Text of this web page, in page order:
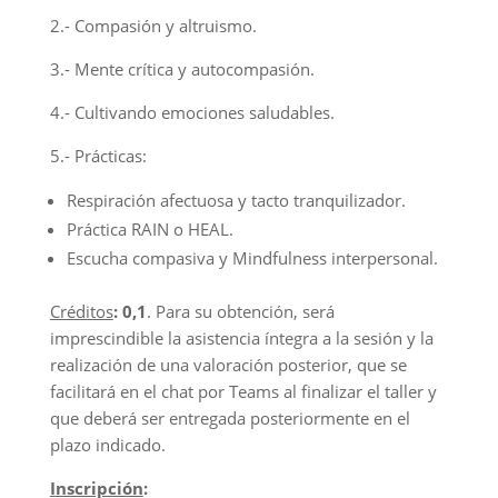
2.- Compasión y altruismo.
3.- Mente crítica y autocompasión.
4.- Cultivando emociones saludables.
5.- Prácticas:
Respiración afectuosa y tacto tranquilizador.
Práctica RAIN o HEAL.
Escucha compasiva y Mindfulness interpersonal.
Créditos: 0,1. Para su obtención, será
imprescindible la asistencia íntegra a la sesión y la
realización de una valoración posterior, que se
facilitará en el chat por Teams al finalizar el taller y
que deberá ser entregada posteriormente en el
plazo indicado.
Inscripción: